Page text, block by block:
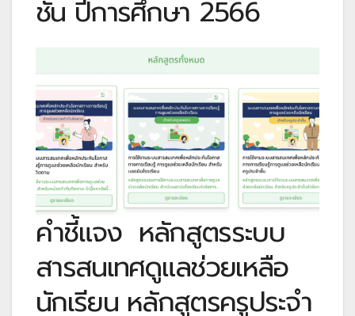
ชั้น ปีการศึกษา 2566
คำชี้แจง หลักสูตรระบบ
สารสนเทศดูแลช่วยเหลือ
นักเรียน หลักสูตรครูประจำ